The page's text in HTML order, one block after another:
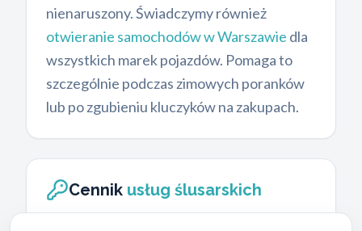
nienaruszony. Świadczymy również
otwieranie samochodów w Warszawie dla
wszystkich marek pojazdów. Pomaga to
szczególnie podczas zimowych poranków
lub po zgubieniu kluczyków na zakupach.
Cennik usług ślusarskich